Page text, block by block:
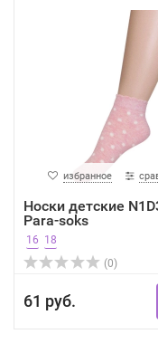
избранное
Носки детские
Para-soks
16 18
(0)
61 руб.